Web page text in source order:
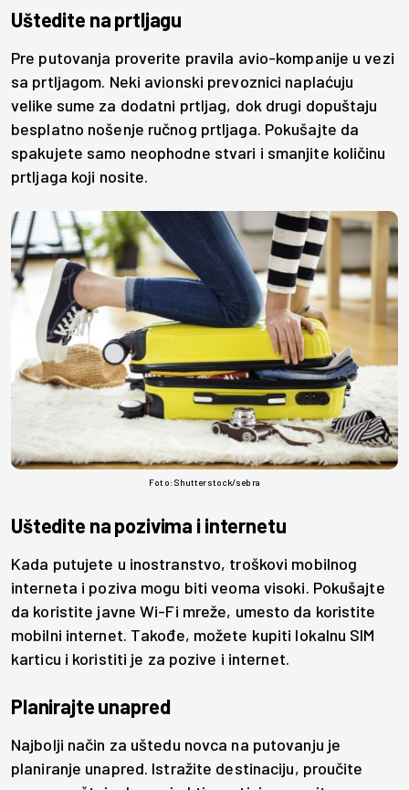
Uštedite na prtljagu
Pre putovanja proverite pravila avio-kompanije u vezi
sa prtljagom. Neki avionski prevoznici naplaćuju
velike sume za dodatni prtljag, dok drugi dopuštaju
besplatno nošenje ručnog prtljaga. Pokušajte da
spakujete samo neophodne stvari i smanjite količinu
prtljaga koji nosite.
Foto: Shutterstock/sebra
Uštedite na pozivima i internetu
Kada putujete u inostranstvo, troškovi mobilnog
interneta i poziva mogu biti veoma visoki. Pokušajte
da koristite javne Wi-Fi mreže, umesto da koristite
mobilni internet. Takođe, možete kupiti lokalnu SIM
karticu i koristiti je za pozive i internet.
Planirajte unapred
Najbolji način za uštedu novca na putovanju je
planiranje unapred. Istražite destinaciju, proučite